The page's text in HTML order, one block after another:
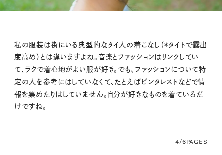
私の服装は街にいる典型的なタイ人の着こなし（＊タイトで露出
度高め）とは違いますよね。音楽とファッションはリンクしてい
て、ラクで着心地がよい服が好き。でも、ファッションについて特
定の人を参考にはしていなくて、たとえばピンタレストなどで情
報を集めたりはしていません。自分が好きなものを着ているだ
けですね。
4/6PAGES